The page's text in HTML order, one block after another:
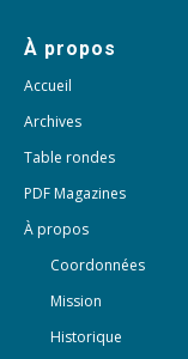
À propos
Accueil
Archives
Table rondes
PDF Magazines
À propos
Coordonnées
Mission
Historique